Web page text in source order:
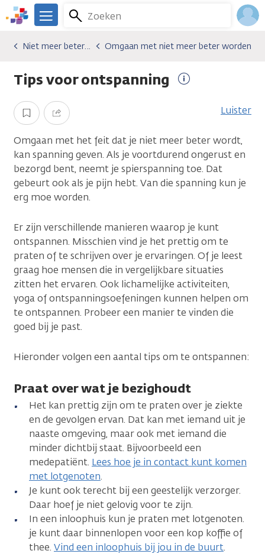
Overslaan
en
gaan
We
er
je.
Zoeken
Menu
Gevolgen van kanker
Niet meer beter worden
Omgaan met niet meer beter worden
Niet meer beter wordenOmgaan met niet meer beter worden
Tips voor ontspanning
informatie
Opslaan Delen Luister
Omgaan met het feit dat je niet meer beter wordt,
kan spanning geven. Als je voortdurend ongerust en
bezorgd bent, neemt je spierspanning toe. Dat
gebeurt ook als je pijn hebt. Van die spanning kun je
erg moe worden.
Er zijn verschillende manieren waarop je kunt
ontspannen. Misschien vind je het prettig om te
praten of te schrijven over je ervaringen. Of je leest
graag hoe mensen die in vergelijkbare situaties
zitten het ervaren. Ook lichamelijke activiteiten,
yoga of ontspanningsoefeningen kunnen helpen om
te ontspannen. Probeer een manier te vinden die
goed bij je past.
Hieronder volgen een aantal tips om te ontspannen:
Praat over wat je bezighoudt
Het kan prettig zijn om te praten over je ziekte
en de gevolgen ervan. Dat kan met iemand uit je
naaste omgeving, maar ook met iemand die
minder dichtbij staat. Bijvoorbeeld een
medepatiënt. Lees hoe je in contact kunt komen
met lotgenoten.
Je kunt ook terecht bij een geestelijk verzorger.
Daar hoef je niet gelovig voor te zijn.
In een inloophuis kun je praten met lotgenoten.
je kunt daar binnenlopen voor een kop koffie of
thee. Vind een inloophuis bij jou in de buurt.